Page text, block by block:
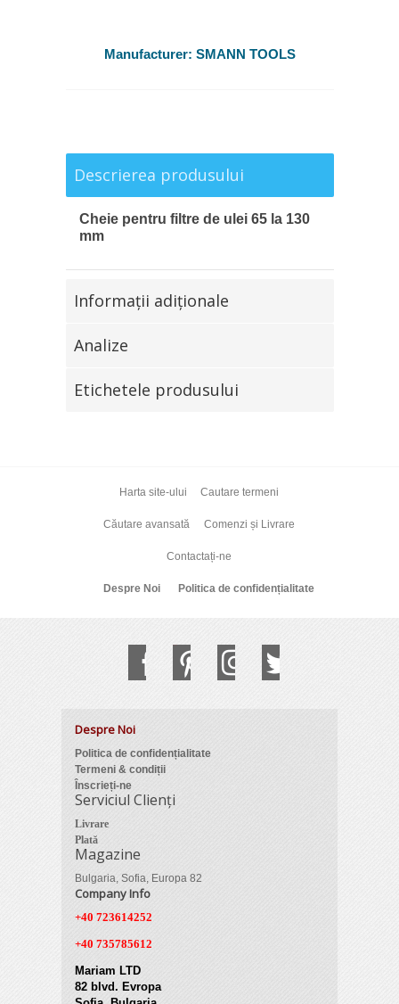
Manufacturer: SMANN TOOLS
Descrierea produsului
Cheie pentru filtre de ulei 65 la 130
mm
Informaţii adiţionale
Analize
Etichetele produsului
Harta site-ului Cautare termeni
Căutare avansată Comenzi și Livrare
Contactați-ne
Despre Noi Politica de confidențialitate
Despre Noi
Politica de confidențialitate
Termeni & condiții
Înscrieți-ne
Serviciul Clienți
Livrare
Plată
Magazine
Bulgaria, Sofia, Europa 82
Company Info
+40 723614252
+40 735785612
Mariam LTD
82 blvd. Evropa